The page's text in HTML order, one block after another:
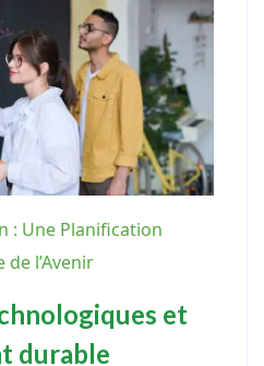
: Une Planification
de l’Avenir
et
durable